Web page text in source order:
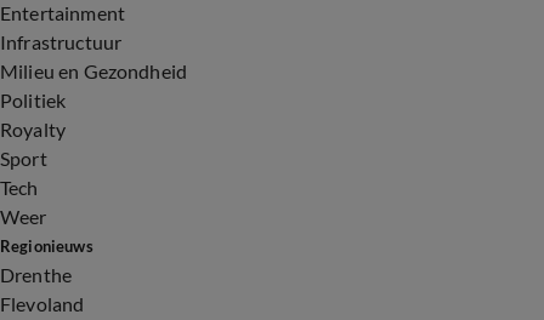
Entertainment
Infrastructuur
Milieu en Gezondheid
Politiek
Royalty
Sport
Tech
Weer
Regionieuws
Drenthe
Flevoland